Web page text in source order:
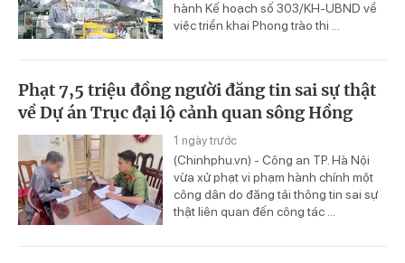
hành Kế hoạch số 303/KH-UBND về
việc triển khai Phong trào thi ...
Phạt 7,5 triệu đồng người đăng tin sai sự thật
về Dự án Trục đại lộ cảnh quan sông Hồng
1 ngày trước
(Chinhphu.vn) - Công an TP. Hà Nội
vừa xử phạt vi phạm hành chính một
công dân do đăng tải thông tin sai sự
thật liên quan đến công tác ...